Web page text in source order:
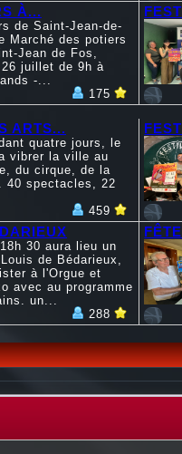
À...
de Saint-Jean-de-
Marché des potiers
Jean de Fos,
juillet de 9h à
-...
175
ARTS...
quatre jours, le
vibrer la ville au
du cirque, de la
40 spectacles, 22
459
30 aura lieu un
de Bédarieux,
à l'Orgue et
avec au programme
un...
288